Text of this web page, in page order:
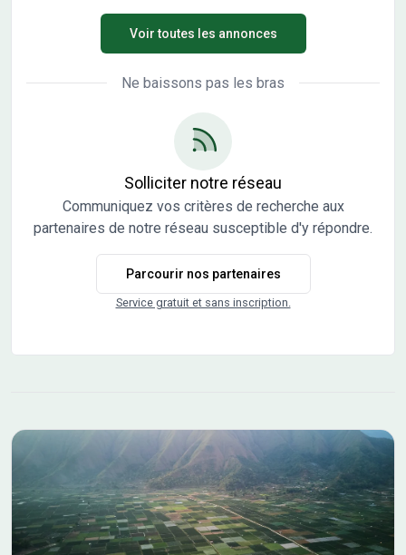
Voir toutes les annonces
Ne baissons pas les bras
Solliciter notre réseau
Communiquez vos critères de recherche aux
partenaires de notre réseau susceptible d'y répondre.
Parcourir nos partenaires
Service gratuit et sans inscription.